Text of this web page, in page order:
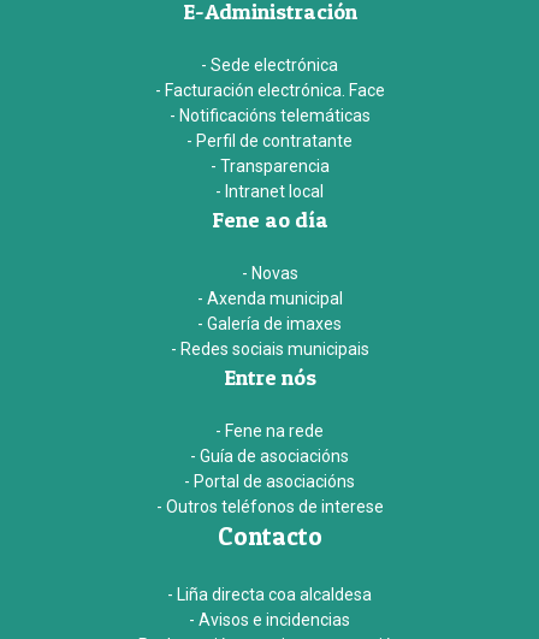
E-Administración
- Sede electrónica
- Facturación electrónica. Face
- Notificacións telemáticas
- Perfil de contratante
- Transparencia
- Intranet local
Fene ao día
- Novas
- Axenda municipal
- Galería de imaxes
- Redes sociais municipais
Entre nós
- Fene na rede
- Guía de asociacións
- Portal de asociacións
- Outros teléfonos de interese
Contacto
- Liña directa coa alcaldesa
- Avisos e incidencias